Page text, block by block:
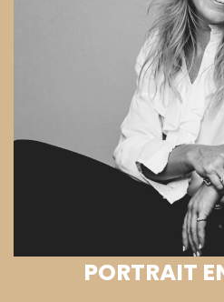
PORTRAIT